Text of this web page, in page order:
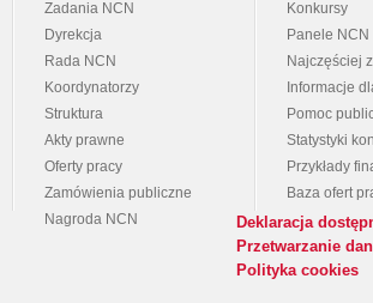
Zadania NCN
Dyrekcja
Rada NCN
Koordynatorzy
Struktura
Akty prawne
Oferty pracy
Zamówienia publiczne
Nagroda NCN
Konkursy
Panele NCN
Najczęściej
Informacje
Pomoc
Statystyki
Przykłady
Baza ofert
Deklaracja
Przetwarzanie
Polityka cookies